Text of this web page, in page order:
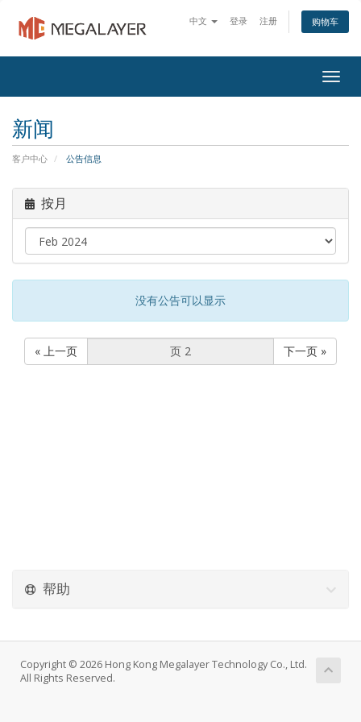
中文 登录 注册 购物车
新闻
客户中心 公告信息
按月
没有公告可以显示
« 上一页 下一页 »
帮助
Copyright © 2026 Hong Kong Megalayer Technology Co., Ltd.
All Rights Reserved.